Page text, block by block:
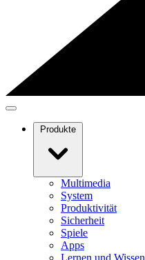
Produkte
Multimedia
System
Produktivität
Sicherheit
Spiele
Apps